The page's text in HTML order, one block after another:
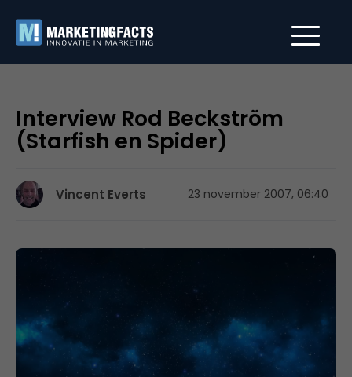
Interview Rod Beckström
(Starfish en Spider)
Vincent Everts 23 november 2007, 06:40